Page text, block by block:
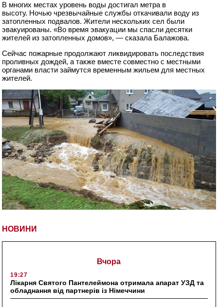
НОВИНИ
Вчора
19:27
Лікарня Святого Пантелеймона отримала апарат УЗД та
обладнання від партнерів із Німеччини
В многих местах уровень воды достигал метра в
высоту. Ночью чрезвычайные службы откачивали воду из
затопленных подвалов. Жители нескольких сел были
эвакуированы. «Во время эвакуации мы спасли десятки
жителей из затопленных домов», — сказала Балажова.
Сейчас пожарные продолжают ликвидировать последствия
проливных дождей, а также вместе совместно с местными
органами власти займутся временным жильем для местных
жителей.